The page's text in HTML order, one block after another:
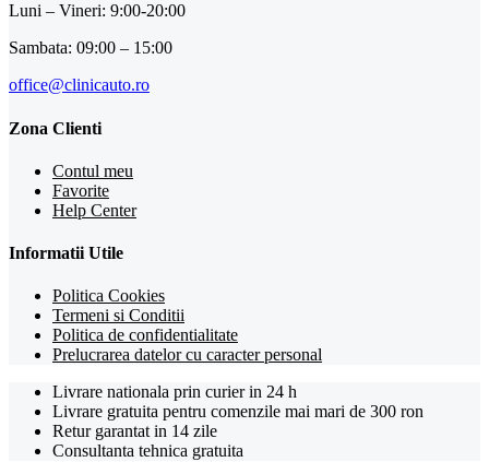
Luni – Vineri: 9:00-20:00
Sambata: 09:00 – 15:00
office@clinicauto.ro
Zona Clienti
Contul meu
Favorite
Help Center
Informatii Utile
Politica Cookies
Termeni si Conditii
Politica de confidentialitate
Prelucrarea datelor cu caracter personal
Livrare nationala prin curier in 24 h
Livrare gratuita pentru comenzile mai mari de 300 ron
Retur garantat in 14 zile
Consultanta tehnica gratuita